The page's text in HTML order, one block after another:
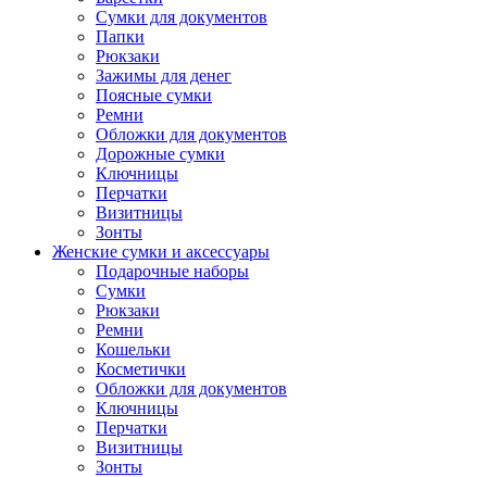
Сумки для документов
Папки
Рюкзаки
Зажимы для денег
Поясные сумки
Ремни
Обложки для документов
Дорожные сумки
Ключницы
Перчатки
Визитницы
Зонты
Женские сумки и аксессуары
Подарочные наборы
Сумки
Рюкзаки
Ремни
Кошельки
Косметички
Обложки для документов
Ключницы
Перчатки
Визитницы
Зонты